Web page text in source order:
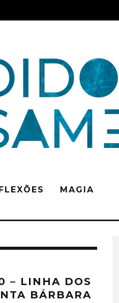
MAGIA
– LINHA DOS
BÁRBARA